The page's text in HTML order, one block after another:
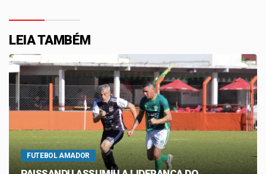
LEIA TAMBÉM
FUTEBOL AMADOR